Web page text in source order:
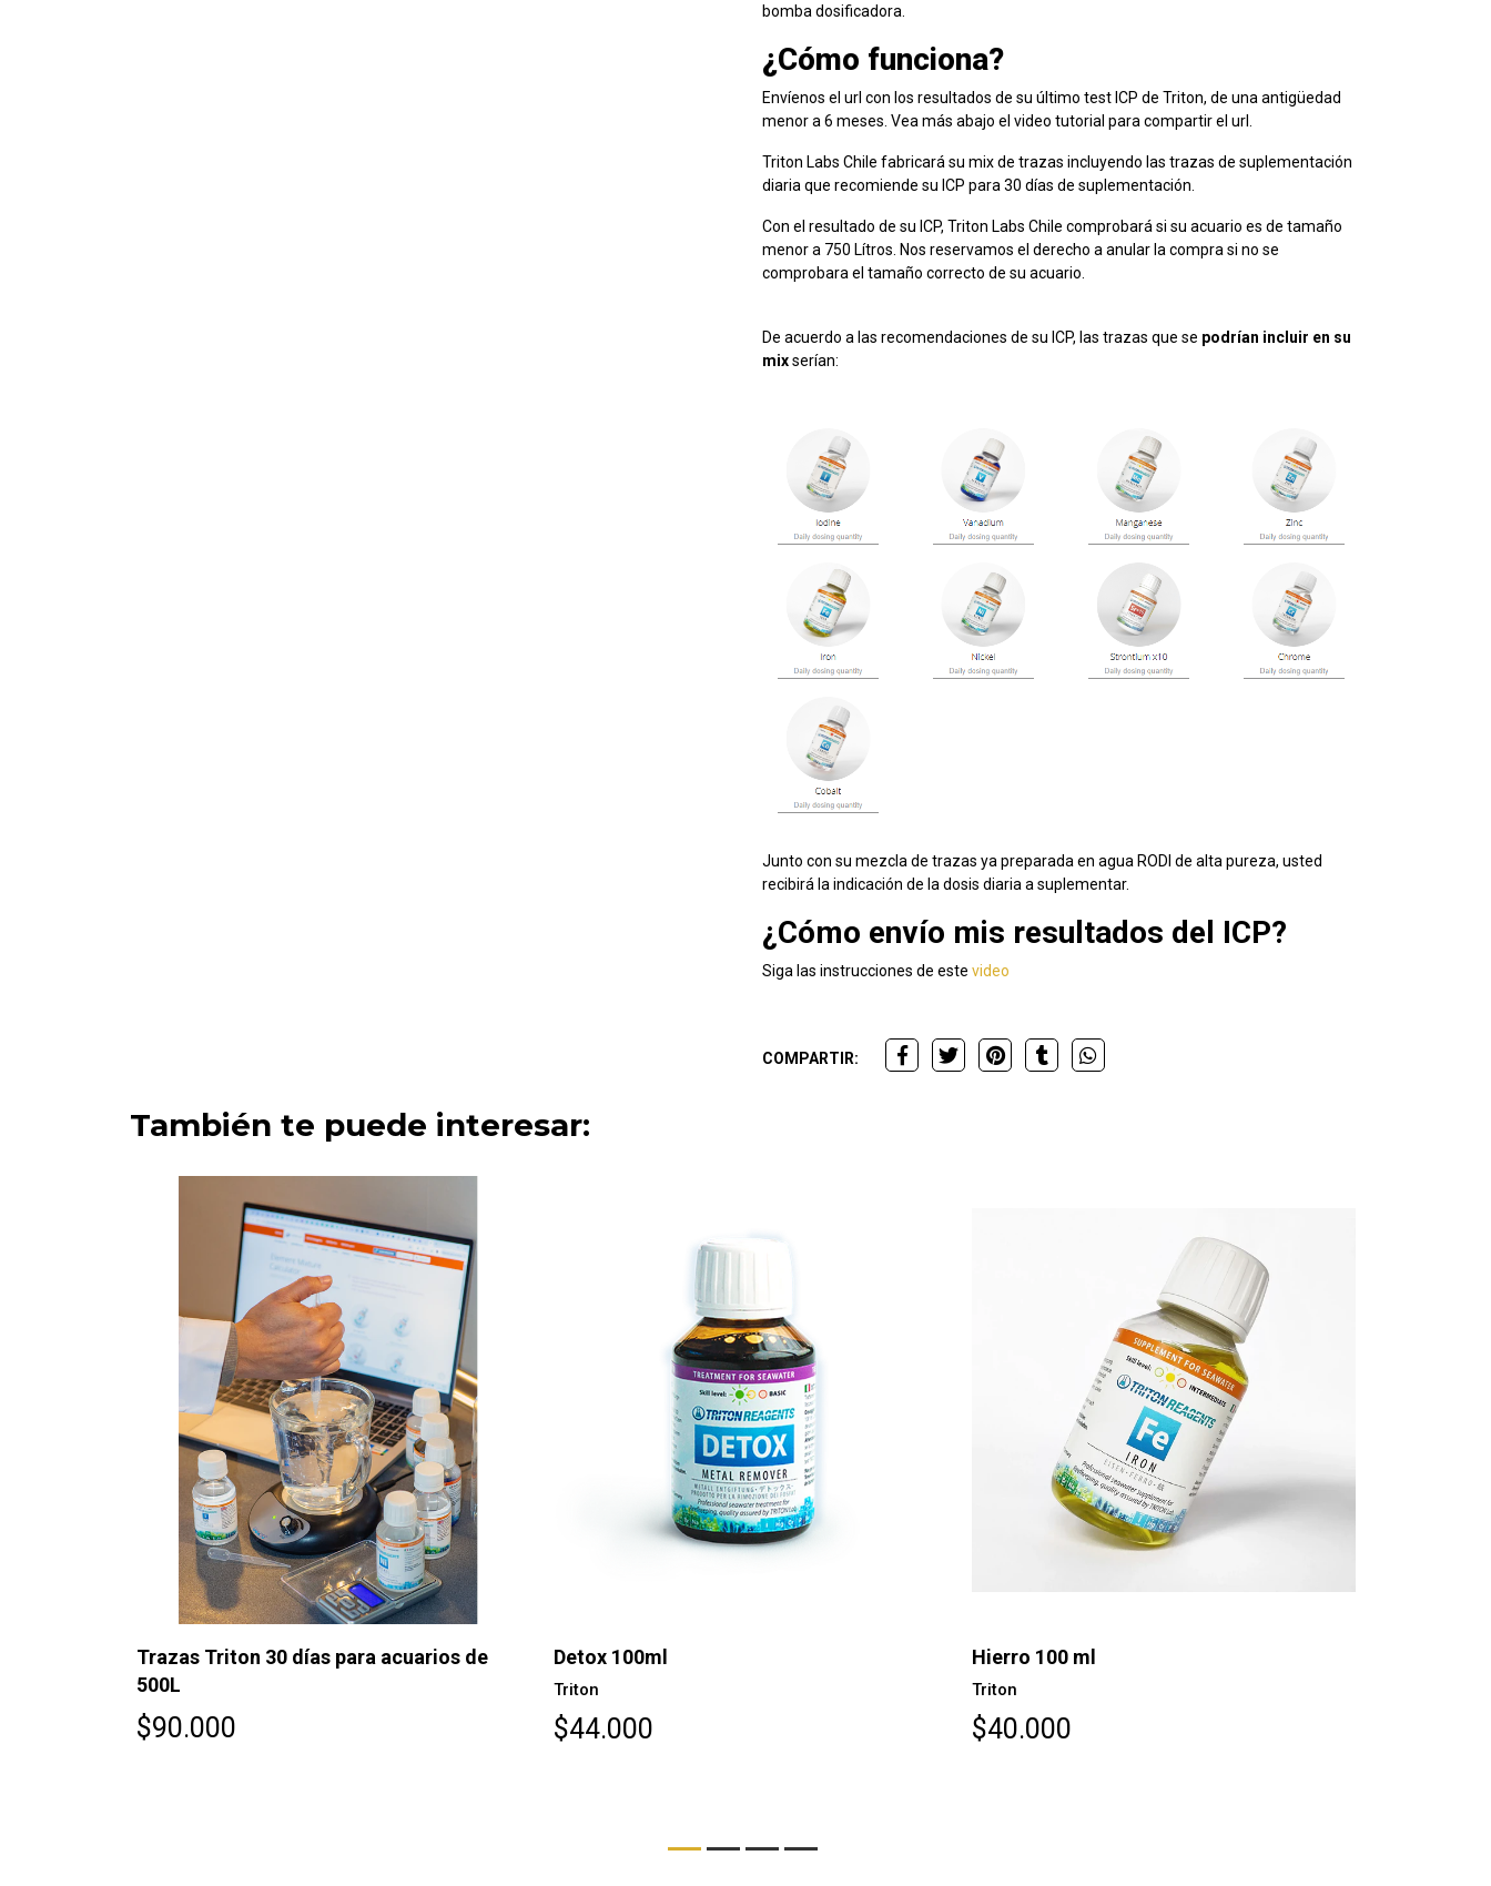
bomba dosificadora.
¿Cómo funciona?
Envíenos el url con los resultados de su último test ICP de Triton, de una antigüedad
menor a 6 meses. Vea más abajo el video tutorial para compartir el url.
Triton Labs Chile fabricará su mix de trazas incluyendo las trazas de suplementación
diaria que recomiende su ICP para 30 días de suplementación.
Con el resultado de su ICP, Triton Labs Chile comprobará si su acuario es de tamaño
menor a 750 Lítros. Nos reservamos el derecho a anular la compra si no se
comprobara el tamaño correcto de su acuario.
De acuerdo a las recomendaciones de su ICP, las trazas que se podrían incluir en su
mixserían:
Junto con su mezcla de trazas ya preparada en agua RODI de alta pureza, usted
recibirá la indicación de la dosis diaria a suplementar.
¿Cómo envío mis resultados del ICP?
Siga las instrucciones de este video
COMPARTIR:
También te puede interesar:
Trazas Triton 30 días para acuarios de
500L
$90.000
Detox 100ml
Triton
$44.000
Hierro 100 ml
Triton
$40.000